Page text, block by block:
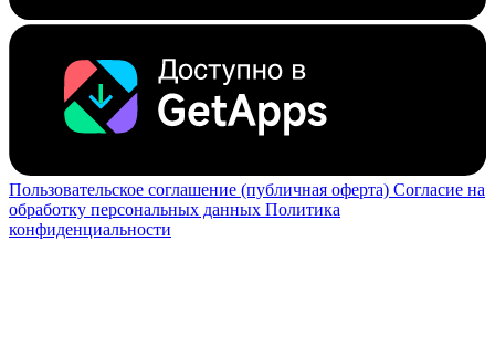
Пользовательское соглашение (публичная оферта) Согласие на
обработку персональных данных Политика
конфиденциальности